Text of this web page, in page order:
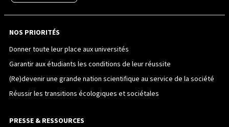
NOS PRIORITÉS
Donner toute leur place aux universités
Garantir aux étudiants les conditions de leur réussite
(Re)devenir une grande nation scientifique au service de la société
Réussir les transitions écologiques et sociétales
PRESSE & RESSOURCES